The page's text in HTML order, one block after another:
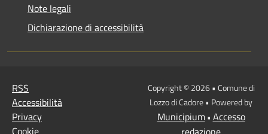
Note legali
Dichiarazione di accessibilità
RSS
Accessibilità
Privacy
Cookie
Copyright © 2026 • Comune di
Lozzo di Cadore • Powered by
Municipium• Accesso